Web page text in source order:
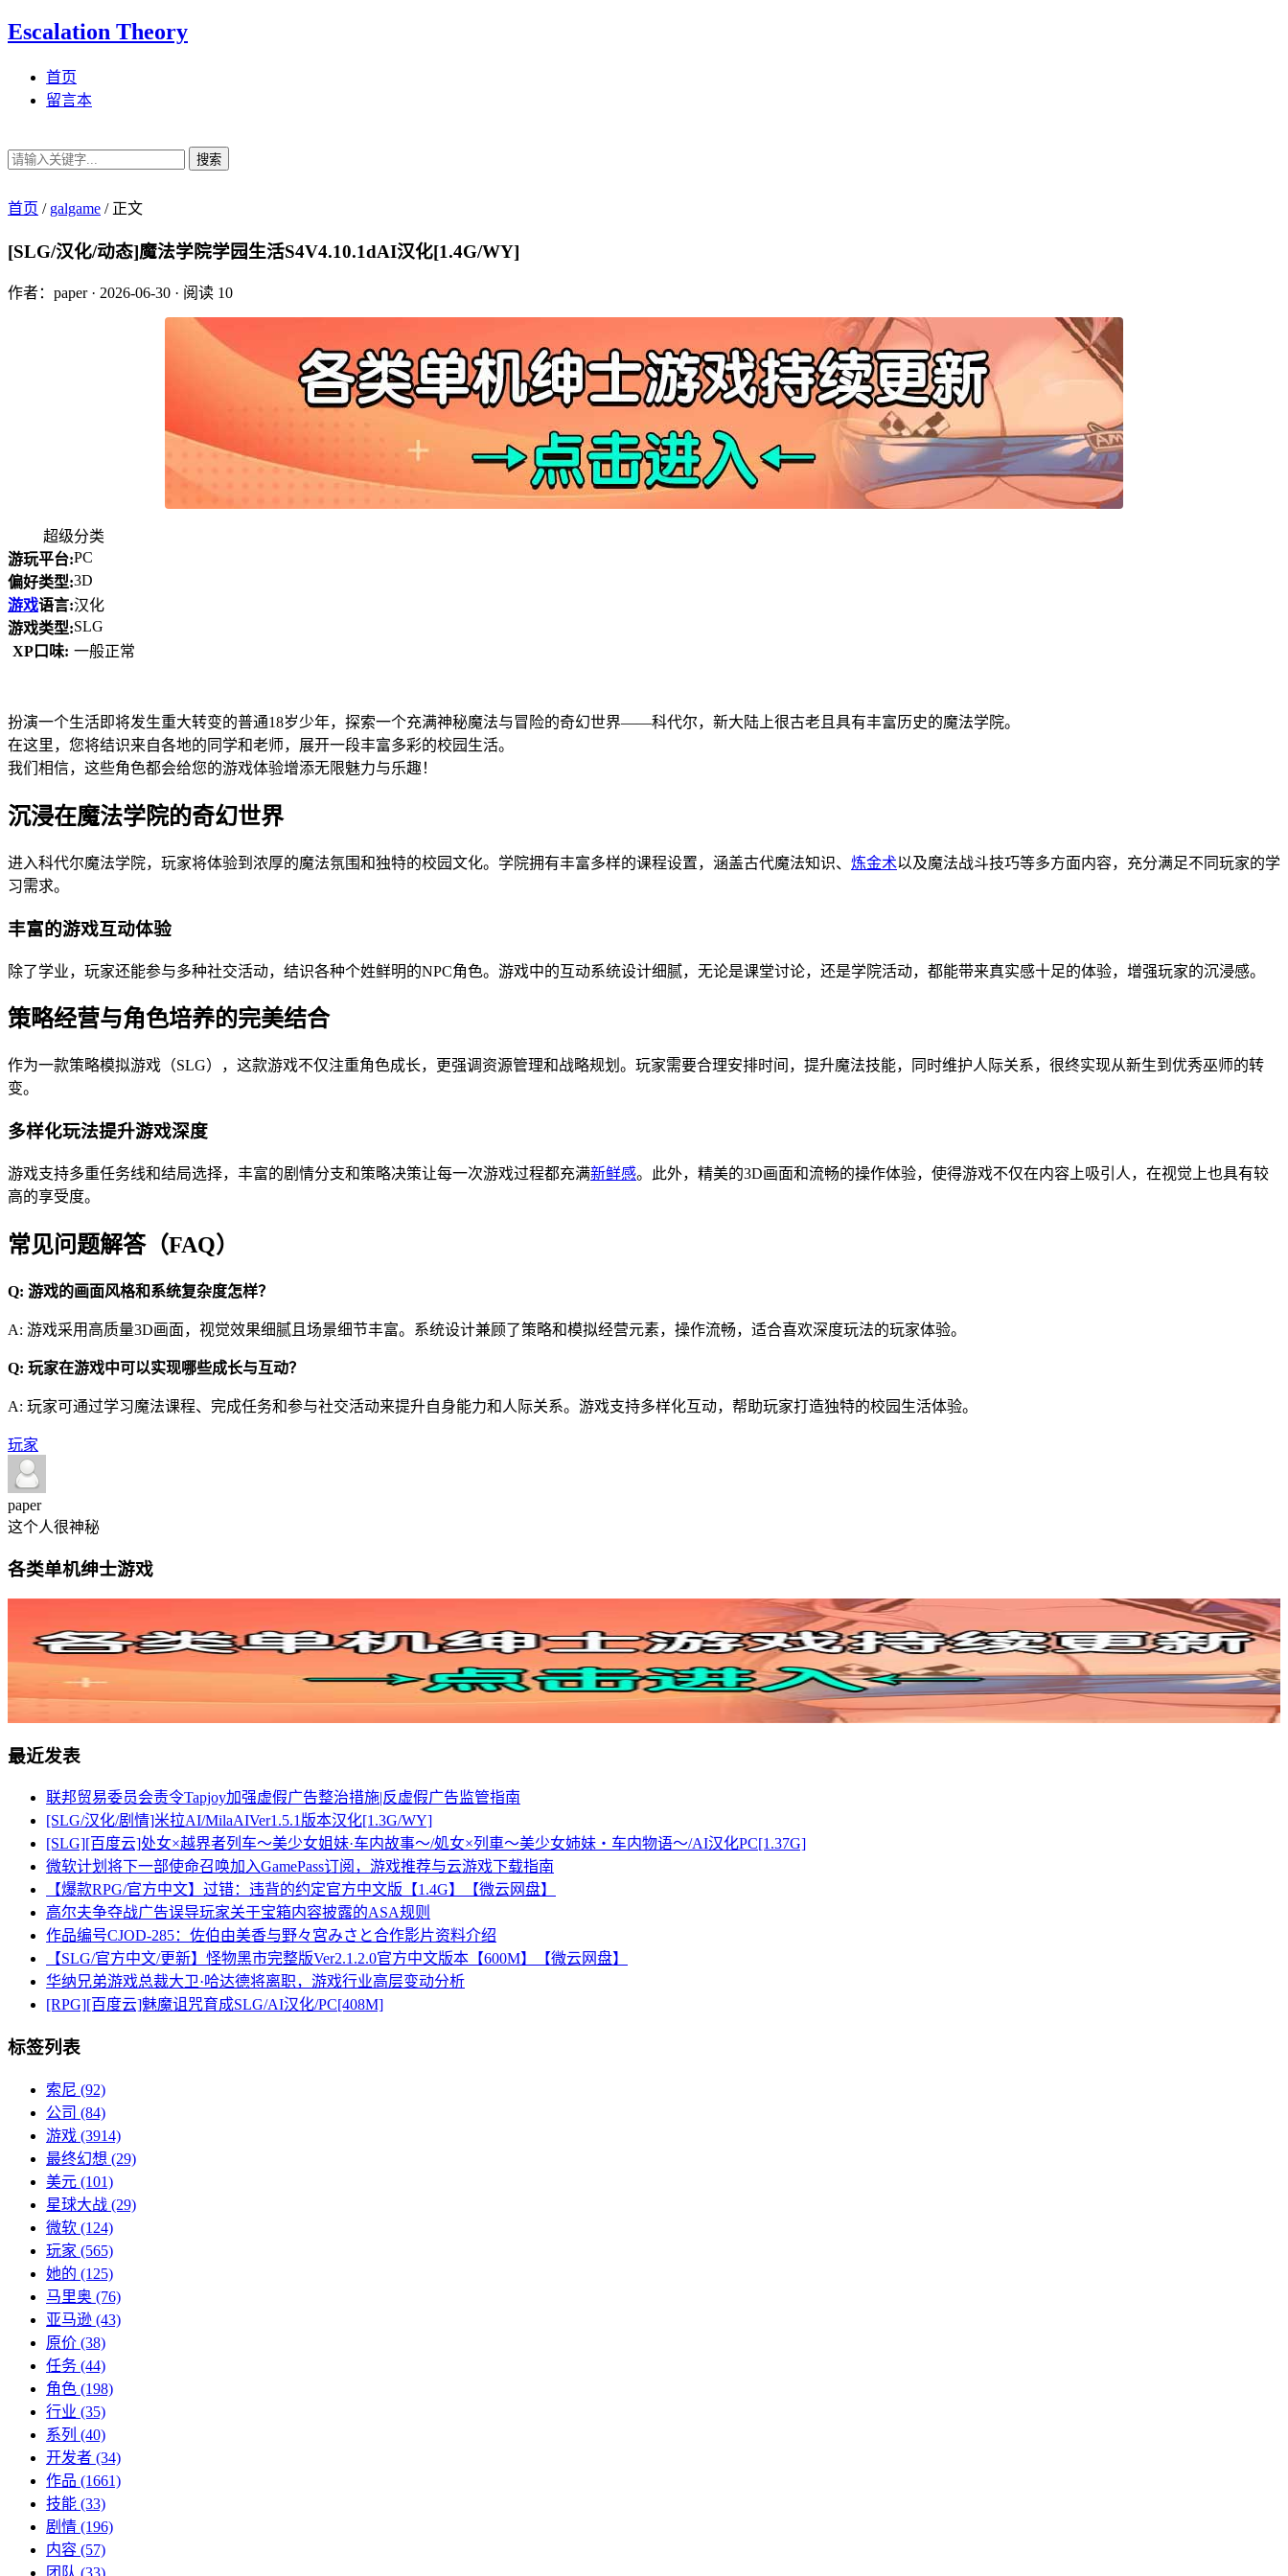
Escalation Theory
首页
留言本
搜索
首页 / galgame /正文
[SLG/汉化/动态]魔法学院学园生活S4V4.10.1dAI汉化[1.4G/WY]
作者：paper· 2026-06-30 · 阅读 10
超级分类
游玩平台:PC
偏好类型:3D
游戏语言:汉化
游戏类型:SLG
XP口味: 一般正常
扮演一个生活即将发生重大转变的普通18岁少年，探索一个充满神秘魔法与冒险的奇幻世界——科代尔，新大陆上很古老且具有丰富历史的魔法学院。
在这里，您将结识来自各地的同学和老师，展开一段丰富多彩的校园生活。
我们相信，这些角色都会给您的游戏体验增添无限魅力与乐趣！
沉浸在魔法学院的奇幻世界
进入科代尔魔法学院，玩家将体验到浓厚的魔法氛围和独特的校园文化。学院拥有丰富多样的课程设置，涵盖古代魔法知识、 炼金术以及魔法战斗技巧等多方面内容，充分满足不同玩家的学
习需求。
丰富的游戏互动体验
除了学业，玩家还能参与多种社交活动，结识各种个姓鲜明的NPC角色。游戏中的互动系统设计细腻，无论是课堂讨论，还是学院活动，都能带来真实感十足的体验，增强玩家的沉浸感。
策略经营与角色培养的完美结合
作为一款策略模拟游戏（SLG），这款游戏不仅注重角色成长，更强调资源管理和战略规划。玩家需要合理安排时间，提升魔法技能，同时维护人际关系，很终实现从新生到优秀巫师的转
变。
多样化玩法提升游戏深度
游戏支持多重任务线和结局选择，丰富的剧情分支和策略决策让每一次游戏过程都充满新鲜感。此外，精美的3D画面和流畅的操作体验，使得游戏不仅在内容上吸引人，在视觉上也具有较
高的享受度。
常见问题解答（FAQ）
Q: 游戏的画面风格和系统复杂度怎样？
A: 游戏采用高质量3D画面，视觉效果细腻且场景细节丰富。系统设计兼顾了策略和模拟经营元素，操作流畅，适合喜欢深度玩法的玩家体验。
Q: 玩家在游戏中可以实现哪些成长与互动？
A: 玩家可通过学习魔法课程、完成任务和参与社交活动来提升自身能力和人际关系。游戏支持多样化互动，帮助玩家打造独特的校园生活体验。
玩家
paper
这个人很神秘
各类单机绅士游戏
最近发表
联邦贸易委员会责令Tapjoy加强虚假广告整治措施|反虚假广告监管指南
[SLG/汉化/剧情]米拉AI/MilaAIVer1.5.1版本汉化[1.3G/WY]
[SLG][百度云]处女×越界者列车～美少女姐妹·车内故事～/処女×列車～美少女姉妹・车内物语～/AI汉化PC[1.37G]
微软计划将下一部使命召唤加入GamePass订阅，游戏推荐与云游戏下载指南
【爆款RPG/官方中文】过错：违背的约定官方中文版【1.4G】【微云网盘】
高尔夫争夺战广告误导玩家关于宝箱内容披露的ASA规则
作品编号CJOD-285：佐伯由美香与野々宮みさと合作影片资料介绍
【SLG/官方中文/更新】怪物黑市完整版Ver2.1.2.0官方中文版本【600M】【微云网盘】
华纳兄弟游戏总裁大卫·哈达德将离职，游戏行业高层变动分析
[RPG][百度云]魅魔诅咒育成SLG/AI汉化/PC[408M]
标签列表
索尼 (92)
公司 (84)
游戏 (3914)
最终幻想 (29)
美元 (101)
星球大战 (29)
微软 (124)
玩家 (565)
她的 (125)
马里奥 (76)
亚马逊 (43)
原价 (38)
任务 (44)
角色 (198)
行业 (35)
系列 (40)
开发者 (34)
作品 (1661)
技能 (33)
剧情 (196)
内容 (57)
团队 (33)